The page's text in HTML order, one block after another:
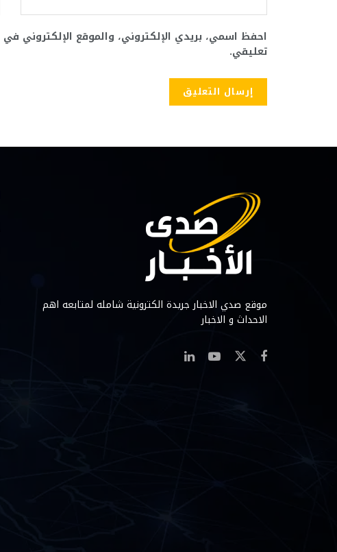
احفظ اسمي، بريدي الإلكتروني، والموقع الإلكتروني
تعليقي.
موقع صدي الاخبار جريدة الكترونية شامله لمتابعه اهم
الاحداث و الاخبار